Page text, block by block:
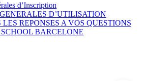
d’Inscription
D’UTILISATION
REPONSES A VOS QUESTIONS
BARCELONE